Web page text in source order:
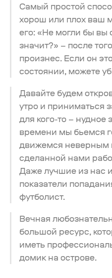
Самый простой
хорош или плох ваш
его: «Не могли бы вы
значит?» – после
произнес. Если он
состоянии, можете
Давайте будем
утро и приниматься
для кого-то –
времени мы бьемся
движемся неверным
сделанной нами
Даже лучшие из нас
показатели
футболист.
Вечная
большой ресурс,
иметь
домик на острове.